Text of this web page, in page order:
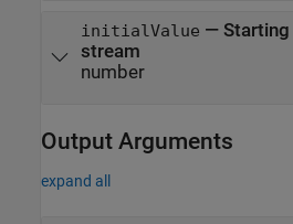
initialValue — Starting
stream
number
Output Arguments
expand all